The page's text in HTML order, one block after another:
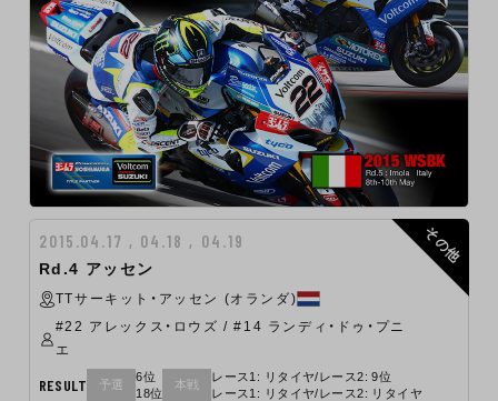
2015.04.17 , 04.18 , 04.19
Rd.4 アッセン
TTサーキット・アッセン (オランダ)
#22 アレックス・ロウズ / #14 ランディ・ドゥ・プニ
エ
RESULT 予選
6位
18位
本戦
レース1: リタイヤ/レース2: 9位
レース1: リタイヤ/レース2: リタイヤ
その他